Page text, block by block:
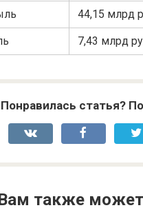
44,15 млрд
7,43 млрд
Понравилась статья?
также